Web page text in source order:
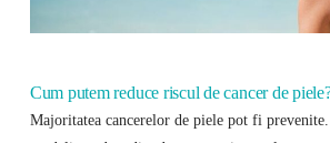
Cum putem reduce riscul de cancer de
Majoritatea cancerelor de piele pot fi